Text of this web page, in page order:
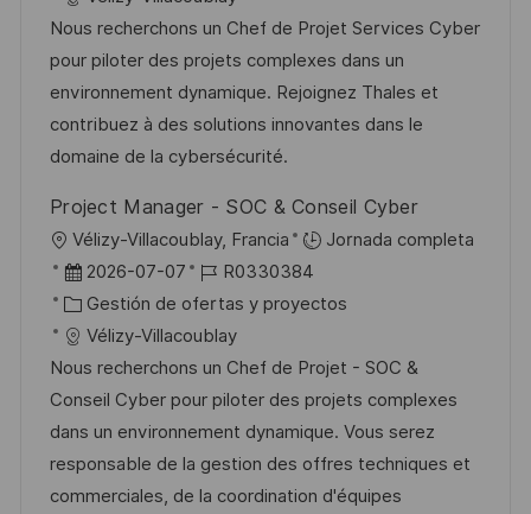
a
c
i
ó
n
a
c
i
ó
n
h
a
d
e
p
b
l
i
c
a
c
i
ó
n
e
e
m
p
l
o
t
e
g
o
r
a
Nous recherchons un Chef de Projet Services Cyber
pour piloter des projets complexes dans un
environnement dynamique. Rejoignez Thales et
contribuez à des solutions innovantes dans le
domaine de la cybersécurité.
Project Manager - SOC & Conseil Cyber
U
b
c
a
c
i
ó
n
Vélizy-Villacoublay, Francia
Jornada completa
F
e
c
h
a
d
e
p
2026-07-07
I
D
d
e
e
m
p
l
R0330384
C
a
t
e
g
o
r
Gestión de ofertas y proyectos
Vélizy-Villacoublay
Nous recherchons un Chef de Projet - SOC &
Conseil Cyber pour piloter des projets complexes
dans un environnement dynamique. Vous serez
responsable de la gestion des offres techniques et
commerciales, de la coordination d'équipes